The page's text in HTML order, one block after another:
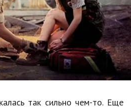
так сильно чем-то. Еще